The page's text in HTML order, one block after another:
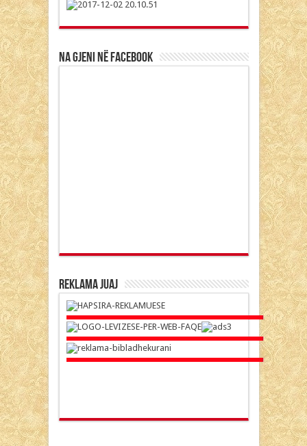
Na gjeni në Facebook
Reklama Juaj